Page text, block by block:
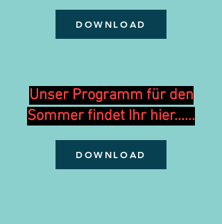
DOWNLOAD
Unser Programm für den
Sommer findet Ihr hier......
DOWNLOAD